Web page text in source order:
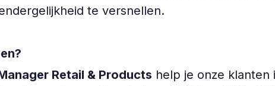
te versnellen.
Retail & Products help je onze klanten